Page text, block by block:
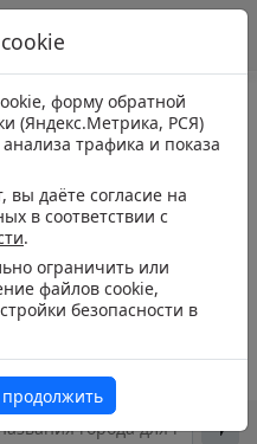
форму обратной
(Яндекс.Метрика, РСЯ)
трафика и показа
вы даёте согласие на
в соответствии с
.
ограничить или
файлов cookie,
безопасности в
продолжить